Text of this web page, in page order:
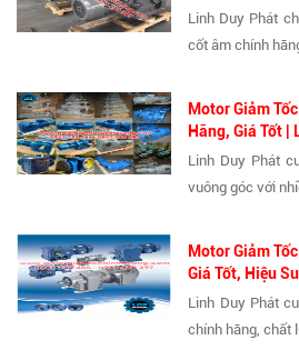
Linh Duy Phát
cốt âm chính
Motor Giảm
Hãng, Giá Tốt |
Linh Duy Phát
vuông góc với
Motor Giảm
Giá Tốt, Hiệu
Linh Duy Phát
chính hãng, chất